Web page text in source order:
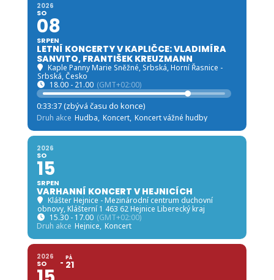
2026
SO
08
SRPEN
LETNÍ KONCERTY V KAPLIČCE: VLADIMÍRA
SANVITO, FRANTIŠEK KREUZMANN
Kaple Panny Marie Sněžné, Srbská, Horní Řasnice -
Srbská, Česko
18.00 - 21.00 (GMT+02:00)
0:33:35 (zbývá času do konce)
Druh akce Hudba, Koncert, Koncert vážné hudby
2026
SO
15
SRPEN
VARHANNÍ KONCERT V HEJNICÍCH
Klášter Hejnice - Mezinárodní centrum duchovní
obnovy, Klášterní 1 463 62 Hejnice Liberecký kraj
15.30 - 17.00 (GMT+02:00)
Druh akce Hejnice, Koncert
2026
SO
PÁ
21